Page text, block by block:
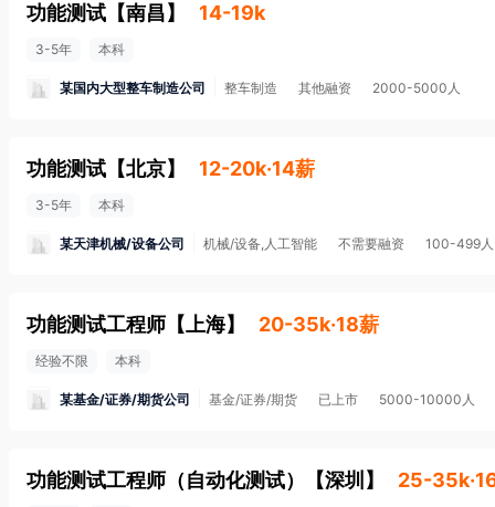
功能测试 【南昌】 14-19k
3-5年 本科
某国内大型整车制造公司 整车制造 其他融资 2000-5000人
功能测试 【北京】 12-20k·14薪
3-5年 本科
某天津机械/设备公司 机械/设备,人工智能 不需要融资 100-499人
功能测试工程师 【 上海】 20-35k·18薪
经验不限 本科
某基金/证券/期货公司 基金/证券/期货 已上市 5000-10000人
功能测试工程师（自动化测试） 【深圳 】 25-